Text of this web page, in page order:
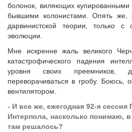
болонок, виляющих
бывшими колонистами. Опять же,
дарвинистской теории, только с
эволюции.
Мне искренне жаль великого
катастрофического падения
уровня своих преемников,
переворачиваться в гробу. Боюсь,
вентилятором.
- И все же, ежегодная 92-я
Интерпола, насколько понимаю,
там решалось?